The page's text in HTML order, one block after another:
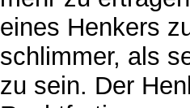
eines Henkers
schlimmer, als
zu sein. Der